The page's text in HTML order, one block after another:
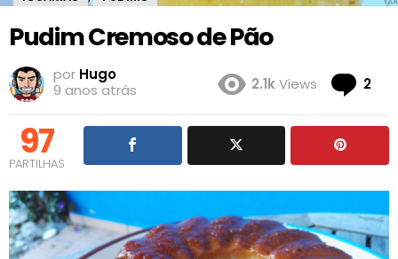
Pudim Cremoso de Pão
por Hugo
9 anos atrás
2.1kViews 2
97
PARTILHAS